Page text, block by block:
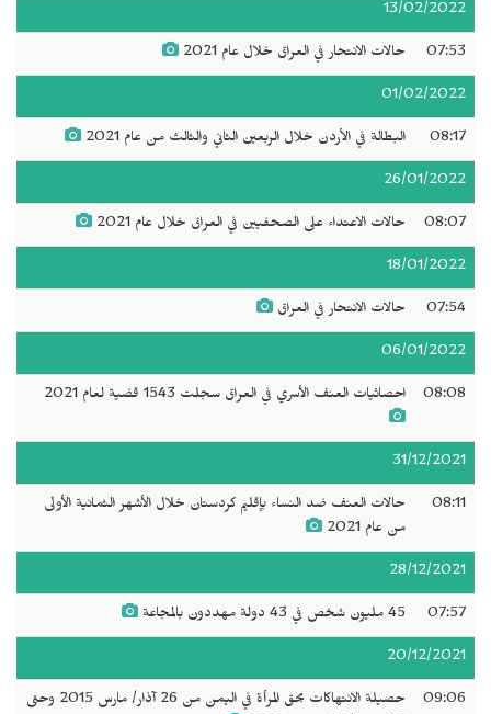
13/02/2022
07:53 حالات الانتحار في العراق خلال عام 2021
01/02/2022
08:17 البطالة في الأردن خلال الربعين الثاني والثالث من عام 2021
26/01/2022
08:07 حالات الاعتداء على الصحفيين في العراق خلال عام 2021
18/01/2022
07:54 حالات الانتحار في العراق
06/01/2022
08:08 احصائيات العنف الأسري في العراق سجلت 1543 قضية لعام 2021
31/12/2021
08:11
حالات العنف ضد النساء بإقليم كردستان خلال الأشهر الثمانية الأولى
من عام 2021
28/12/2021
07:57 45 مليون شخص في 43 دولة مهددون بالمجاعة
20/12/2021
09:06
حصيلة الانتهاكات بحق المرأة في اليمن من 26 آذار/ مارس 2015 وحتى